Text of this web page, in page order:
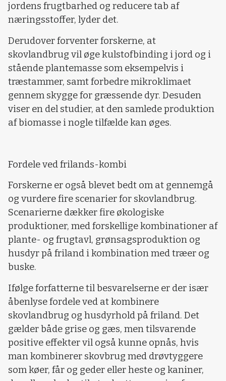
jordens frugtbarhed og reducere tab af
næringsstoffer, lyder det.
Derudover forventer forskerne, at
skovlandbrug vil øge kulstofbinding i jord og i
stående plantemasse som eksempelvis i
træstammer, samt forbedre mikroklimaet
gennem skygge for græssende dyr. Desuden
viser en del studier, at den samlede produktion
af biomasse i nogle tilfælde kan øges.
Fordele ved frilands-kombi
Forskerne er også blevet bedt om at gennemgå
og vurdere fire scenarier for skovlandbrug.
Scenarierne dækker fire økologiske
produktioner, med forskellige kombinationer af
plante- og frugtavl, grønsagsproduktion og
husdyr på friland i kombination med træer og
buske.
Ifølge forfatterne til besvarelserne er der især
åbenlyse fordele ved at kombinere
skovlandbrug og husdyrhold på friland. Det
gælder både grise og gæs, men tilsvarende
positive effekter vil også kunne opnås, hvis
man kombinerer skovbrug med drøvtyggere
som køer, får og geder eller heste og kaniner,